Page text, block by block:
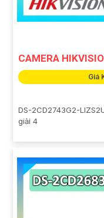
CAMERA
Giá
DS-2CD2743G2-
giải 4